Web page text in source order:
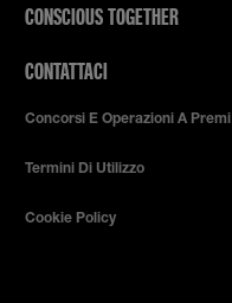
CONSCIOUS TOGETHER
CONTATTACI
Concorsi E Operazioni A Premi
Termini Di Utilizzo
Cookie Policy